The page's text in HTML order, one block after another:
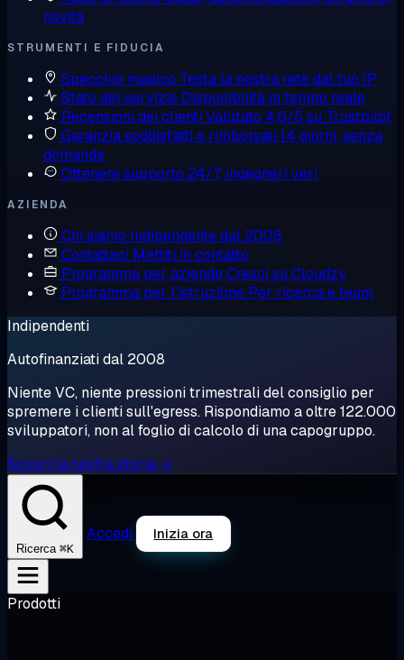
novità
STRUMENTI E FIDUCIA
Specchio magico Testa la nostra rete dal tuo IP
Stato del servizio Disponibilità in tempo reale
Recensioni dei clienti Valutato 4,6/5 su Trustpilot
Garanzia soddisfatti o rimborsati 14 giorni, senza
domande
Ottenere supporto 24/7, ingegneri veri
AZIENDA
Chi siamo Indipendente dal 2008
Contattaci Mettiti in contatto
Programma per aziendeCresci su Cloudzy
Programma per l'istruzione Per ricerca e team
Indipendenti
Autofinanziati dal 2008
Niente VC, niente pressioni trimestrali del consiglio per
spremere i clienti sull'egress. Rispondiamo a oltre 122.000
sviluppatori, non al foglio di calcolo di una capogruppo.
Scopri la nostra storia →
Ricerca ⌘K
Accedi Inizia ora
Prodotti